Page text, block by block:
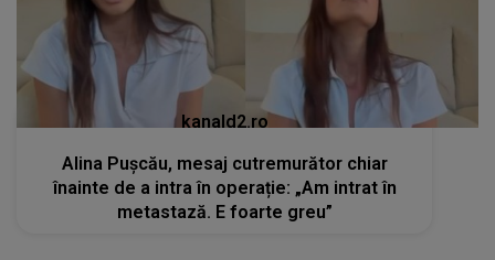
kanald2.ro
Alina Pușcău, mesaj cutremurător chiar
înainte de a intra în operație: „Am intrat în
metastază. E foarte greu”